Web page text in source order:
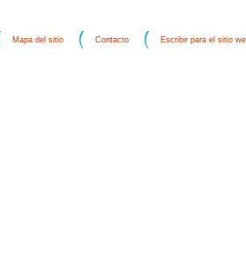
Mapa del sitio Contacto Escribir para el sitio